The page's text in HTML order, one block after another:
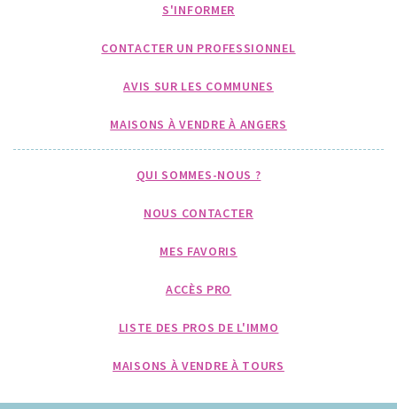
S'INFORMER
CONTACTER UN PROFESSIONNEL
AVIS SUR LES COMMUNES
MAISONS À VENDRE À ANGERS
QUI SOMMES-NOUS ?
NOUS CONTACTER
MES FAVORIS
ACCÈS PRO
LISTE DES PROS DE L'IMMO
MAISONS À VENDRE À TOURS